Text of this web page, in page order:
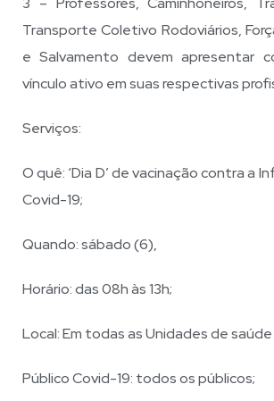
Transporte Coletivo Rodoviários,
e Salvamento devem apresentar
vínculo ativo em suas respectivas
Serviços:
O quê: ‘Dia D’ de vacinação contra a
Covid-19;
Quando: sábado (6),
Horário: das 08h às 13h;
Local: Em todas as Unidades de saúde
Público Covid-19: todos os públicos;